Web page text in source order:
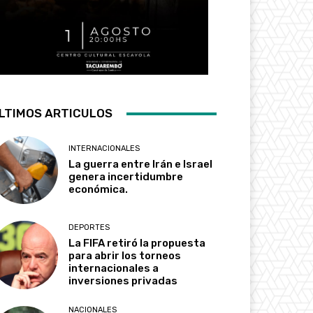
ARTICULOS
INTERNACIONALES
La guerra entre Irán e Israel
genera incertidumbre
económica.
DEPORTES
La FIFA retiró la propuesta
para abrir los torneos
internacionales a
inversiones privadas
NACIONALES